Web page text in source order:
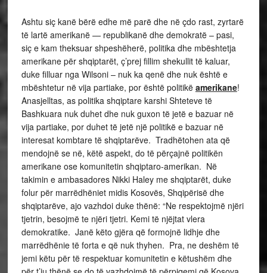
Ashtu siç kanë bërë edhe më parë dhe në çdo rast, zyrtarë
të lartë amerikanë — republikanë dhe demokratë – pasi,
siç e kam theksuar shpeshëherë, politika dhe mbështetja
amerikane për shqiptarët, ç’prej fillim shekullit të kaluar,
duke filluar nga Wilsoni – nuk ka qenë dhe nuk është e
mbështetur në vija partiake, por është politikë amerikane!
Anasjelltas, as politika shqiptare karshi Shteteve të
Bashkuara nuk duhet dhe nuk guxon të jetë e bazuar në
vija partiake, por duhet të jetë një politikë e bazuar në
interesat kombtare të shqiptarëve. Tradhëtohen ata që
mendojnë se në, këtë aspekt, do të përçajnë politikën
amerikane ose komunitetin shqiptaro-amerikan. Në
takimin e ambasadores Nikki Haley me shqiptarët, duke
folur për marrëdhëniet midis Kosovës, Shqipërisë dhe
shqiptarëve, ajo vazhdoi duke thënë: “Ne respektojmë njëri
tjetrin, besojmë te njëri tjetri. Kemi të njëjtat vlera
demokratike. Janë këto gjëra që formojnë lidhje dhe
marrëdhënie të forta e që nuk thyhen. Pra, ne deshëm të
jemi këtu për të respektuar komunitetin e këtushëm dhe